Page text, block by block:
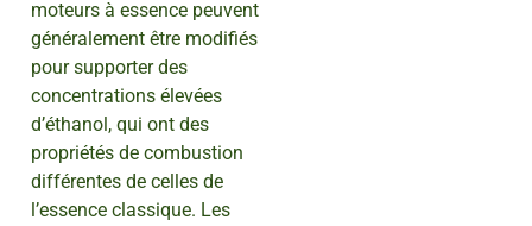
moteurs à essence peuvent
généralement être modifiés
pour supporter des
concentrations élevées
d’éthanol, qui ont des
propriétés de combustion
différentes de celles de
l’essence classique. Les